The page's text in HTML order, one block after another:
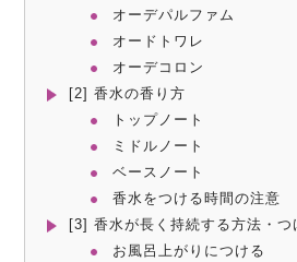
オーデパルファム
オードトワレ
オーデコロン
[2] 香水の香り方
トップノート
ミドルノート
ベースノート
香水をつける時間の注意
[3] 香水が長く持続する方法・つ
お風呂上がりにつける